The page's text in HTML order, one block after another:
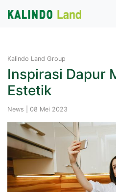
Kalindo Land Group
Inspirasi Dapur
Estetik
News | 08 Mei 2023